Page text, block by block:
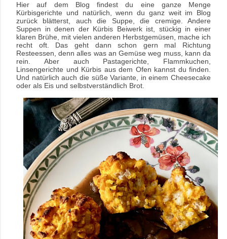
Hier auf dem Blog findest du eine ganze Menge
Kürbisgerichte und natürlich, wenn du ganz weit im Blog
zurück blätterst, auch die Suppe, die cremige. Andere
Suppen in denen der Kürbis Beiwerk ist, stückig in einer
klaren Brühe, mit vielen anderen Herbstgemüsen, mache ich
recht oft. Das geht dann schon gern mal Richtung
Resteessen, denn alles was an Gemüse weg muss, kann da
rein. Aber auch Pastagerichte, Flammkuchen,
Linsengerichte und Kürbis aus dem Ofen kannst du finden.
Und natürlich auch die süße Variante, in einem Cheesecake
oder als Eis und selbstverständlich Brot.